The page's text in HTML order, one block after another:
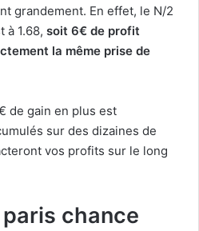
grandement. En effet, le N/2
à 1.68, soit 6€ de profit
la même prise de
de gain en plus est
sur des dizaines de
vos profits sur le long
chance